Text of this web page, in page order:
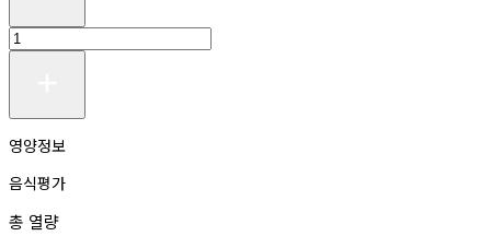
영양정보
음식평가
총 열량